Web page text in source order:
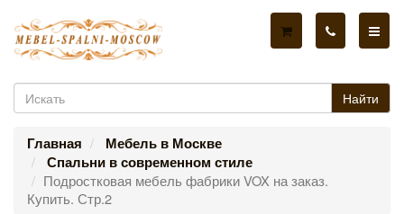
Найти
Главная
Мебель в Москве
Спальни в современном стиле
Подростковая мебель фабрики VOX на заказ.
Купить. Стр.2